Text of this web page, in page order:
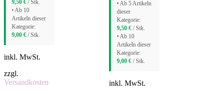
9,50 € / Stk.
• Ab 10
Artikeln dieser
Kategorie:
9,00 € / Stk.
inkl. MwSt.
zzgl.
Versandkosten
• Ab 5 Artikeln
dieser
Kategorie:
9,50 € / Stk.
• Ab 10
Artikeln dieser
Kategorie:
9,00 € / Stk.
inkl. MwSt.